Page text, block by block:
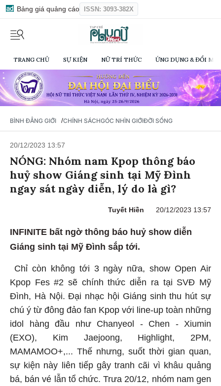
Bảng giá quảng cáo ISSN: 3093-382X
TRANG CHỦ SỰ KIỆN NỮ TRÍ THỨC ỨNG DỤNG & ĐỔI
BÌNH ĐẲNG GIỚI /CHÍNH SÁCHGÓC NHÌN GIỚIĐỜI SỐNG
20/12/2023 13:57
NÓNG: Nhóm nam Kpop thông báo
huỷ show Giáng sinh tại Mỹ Đình
ngay sát ngày diễn, lý do là gì?
Tuyết Hiền 20/12/2023 13:57
INFINITE bất ngờ thông báo huỷ show diễn
Giáng sinh tại Mỹ Đình sắp tới.
Chỉ còn không tới 3 ngày nữa, show Open Air
Kpop Fes #2 sẽ chính thức diễn ra tại SVĐ Mỹ
Đình, Hà Nội. Đại nhạc hội Giáng sinh thu hút sự
chú ý từ đông đảo fan Kpop với line-up toàn những
idol hàng đầu như Chanyeol - Chen - Xiumin
(EXO), Kim Jaejoong, Highlight, 2PM,
MAMAMOO+,... Thế nhưng, suốt thời gian quan,
sự kiện này liên tiếp gây tranh cãi vì khâu quảng
bá, bán vé lẫn tổ chức. Trưa 20/12, nhóm nam gen